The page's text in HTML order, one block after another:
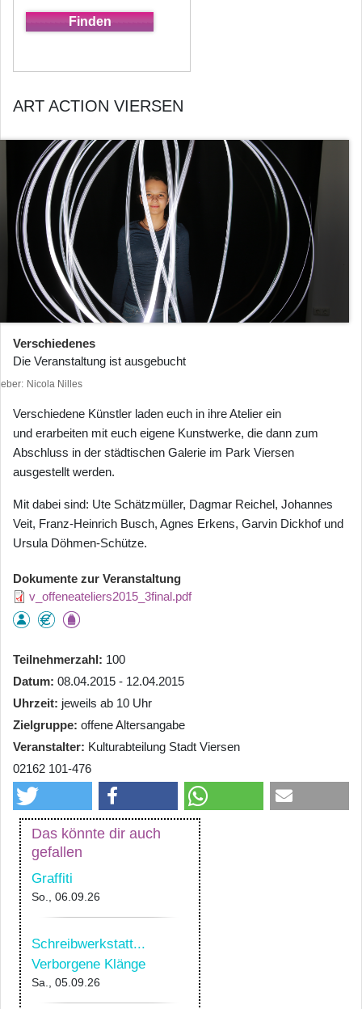
ART ACTION VIERSEN
Verschiedenes
Die Veranstaltung ist ausgebucht
Nicola Nilles
Verschiedene Künstler laden euch in ihre Atelier ein
und erarbeiten mit euch eigene Kunstwerke, die dann zum
Abschluss in der städtischen Galerie im Park Viersen
ausgestellt werden.
Mit dabei sind: Ute Schätzmüller, Dagmar Reichel, Johannes
Veit, Franz-Heinrich Busch, Agnes Erkens, Garvin Dickhof und
Ursula Döhmen-Schütze.
Dokumente zur Veranstaltung
v_offeneateliers2015_3final.pdf
Teilnehmerzahl
100
Datum 08.04.2015 - 12.04.2015
Uhrzeit jeweils ab 10 Uhr
Zielgruppe offene Altersangabe
Veranstalter Kulturabteilung Stadt Viersen
02162 101-476
Das könnte dir auch
gefallen
Graffiti
So., 06.09.26
Schreibwerkstatt...
Verborgene Klänge
Sa., 05.09.26